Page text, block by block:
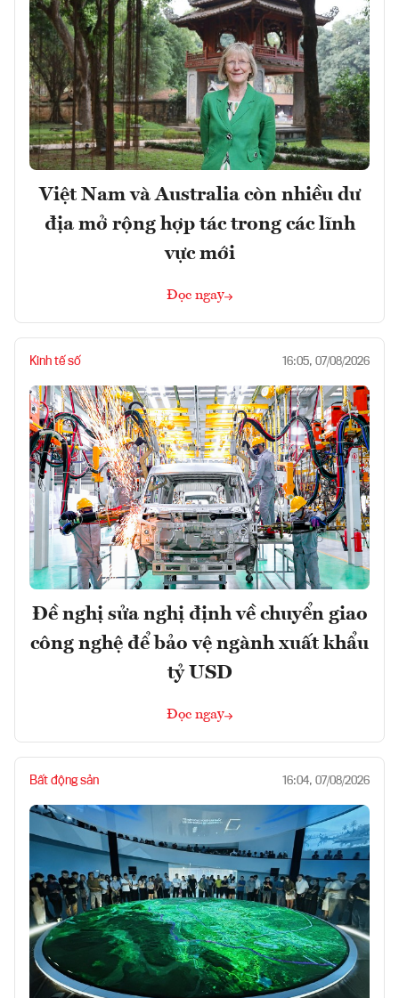
Việt Nam và Australia còn nhiều dư
địa mở rộng hợp tác trong các lĩnh
vực mới
Đọc ngay
Kinh tế số 16:05, 07/08/2026
Đề nghị sửa nghị định về chuyển giao
công nghệ để bảo vệ ngành xuất khẩu
tỷ USD
Đọc ngay
Bất động sản 16:04, 07/08/2026